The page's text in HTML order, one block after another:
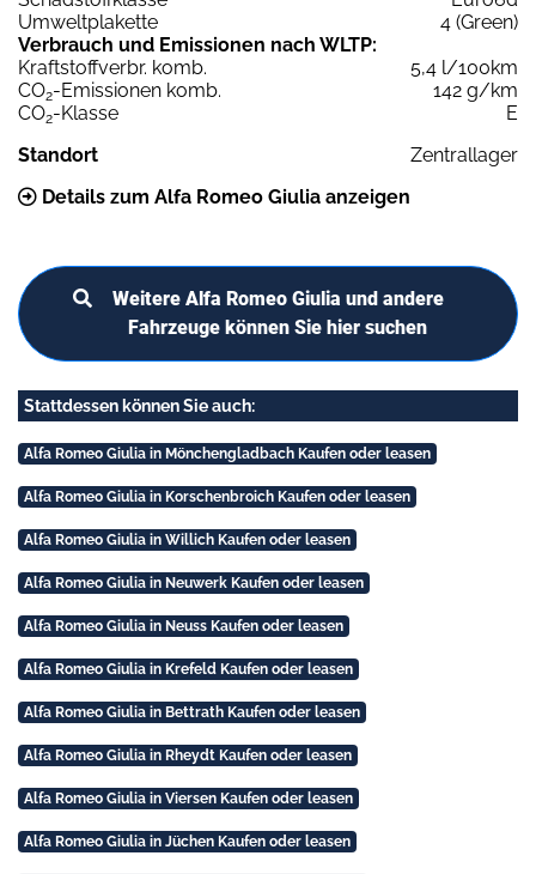
Umweltplakette
4 (Green)
Verbrauch und Emissionen nach WLTP:
Kraftstoffverbr. komb.
5,4 l/100km
CO2-Emissionen komb.
142 g/km
CO2-Klasse
E
Standort
Zentrallager
Details zum Alfa Romeo Giulia anzeigen
Weitere Alfa Romeo Giulia und andere
Fahrzeuge können Sie hier suchen
Stattdessen können Sie auch:
Alfa Romeo Giulia in Mönchengladbach Kaufen oder leasen
Alfa Romeo Giulia in Korschenbroich Kaufen oder leasen
Alfa Romeo Giulia in Willich Kaufen oder leasen
Alfa Romeo Giulia in Neuwerk Kaufen oder leasen
Alfa Romeo Giulia in Neuss Kaufen oder leasen
Alfa Romeo Giulia in Krefeld Kaufen oder leasen
Alfa Romeo Giulia in Bettrath Kaufen oder leasen
Alfa Romeo Giulia in Rheydt Kaufen oder leasen
Alfa Romeo Giulia in Viersen Kaufen oder leasen
Alfa Romeo Giulia in Jüchen Kaufen oder leasen